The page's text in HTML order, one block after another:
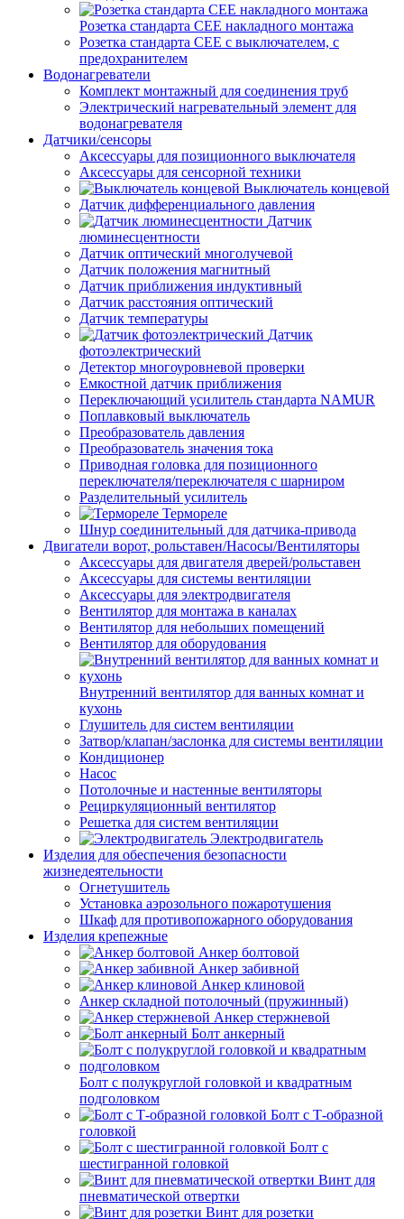
Розетка стандарта СЕЕ накладного монтажа
Розетка стандарта СЕЕ с выключателем, с
предохранителем
Водонагреватели
Комплект монтажный для соединения труб
Электрический нагревательный элемент для
водонагревателя
Датчики/сенсоры
Аксессуары для позиционного выключателя
Аксессуары для сенсорной техники
Выключатель концевой
Датчик дифференциального давления
Датчик
люминесцентности
Датчик оптический многолучевой
Датчик положения магнитный
Датчик приближения индуктивный
Датчик расстояния оптический
Датчик температуры
Датчик
фотоэлектрический
Детектор многоуровневой проверки
Емкостной датчик приближения
Переключающий усилитель стандарта NAMUR
Поплавковый выключатель
Преобразователь давления
Преобразователь значения тока
Приводная головка для позиционного
переключателя/переключателя с шарниром
Разделительный усилитель
Термореле
Шнур соединительный для датчика-привода
Двигатели ворот, рольставен/Насосы/Вентиляторы
Аксессуары для двигателя дверей/рольставен
Аксессуары для системы вентиляции
Аксессуары для электродвигателя
Вентилятор для монтажа в каналах
Вентилятор для небольших помещений
Вентилятор для оборудования
Внутренний вентилятор для ванных комнат и
кухонь
Глушитель для систем вентиляции
Затвор/клапан/заслонка для системы вентиляции
Кондиционер
Насос
Потолочные и настенные вентиляторы
Рециркуляционный вентилятор
Решетка для систем вентиляции
Электродвигатель
Изделия для обеспечения безопасности
жизнедеятельности
Огнетушитель
Установка аэрозольного пожаротушения
Шкаф для противопожарного оборудования
Изделия крепежные
Анкер болтовой
Анкер забивной
Анкер клиновой
Анкер складной потолочный (пружинный)
Анкер стержневой
Болт анкерный
Болт с полукруглой головкой и квадратным
подголовком
Болт с Т-образной
головкой
Болт с
шестигранной головкой
Винт для
пневматической отвертки
Винт для розетки